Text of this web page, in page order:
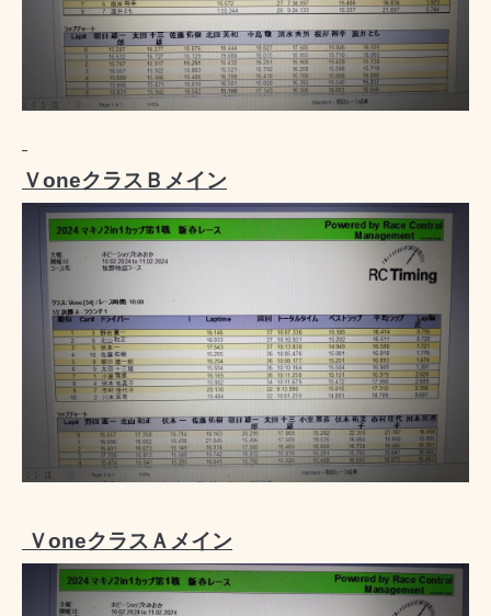
ＶoneクラスＢメイン
ＶoneクラスＡメイン